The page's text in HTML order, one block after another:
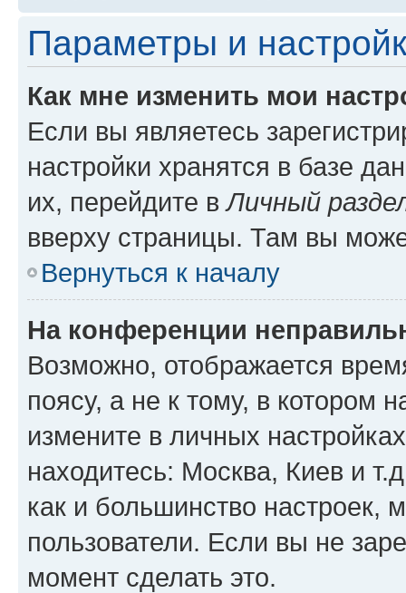
Параметры и
Как мне изменить мои
Если вы являетесь
настройки хранятся в базе
их, перейдите вЛичный
вверху страницы. Там вы
Вернуться к началу
На конференции
Возможно, отображается
поясу, а не к тому, в котором
измените в личных
находитесь: Москва, Киев и
как и большинство настроек,
пользователи. Если вы не
момент сделать это.